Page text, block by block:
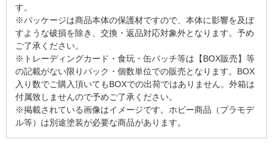
す。
※パッケージは商品本体の保護材ですので、本体に影響を及ぼ
すような破損を除き、交換・返品対応対象外となります。予め
ご了承ください。
※トレーディングカード・食玩・缶バッチ等は【BOX販売】等
の記載がない限りパック・個数単位での販売となります。BOX
入り数でご購入頂いてもBOXでの出荷ではありません。外箱は
付属致しませんので予めご了承ください。
※掲載されている画像はイメージです。ホビー商品（プラモデ
ル等）は別途塗装が必要な商品があります。